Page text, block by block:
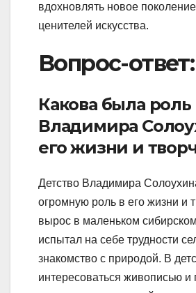
вдохновлять новое
ценителей искусства.
Вопрос-ответ:
Какова была роль
Владимира
его жизни и
Детство Владимира
огромную роль в его жизни и
вырос в маленьком
испытал на себе трудности
знакомство с природой. В
интересоваться живописью и